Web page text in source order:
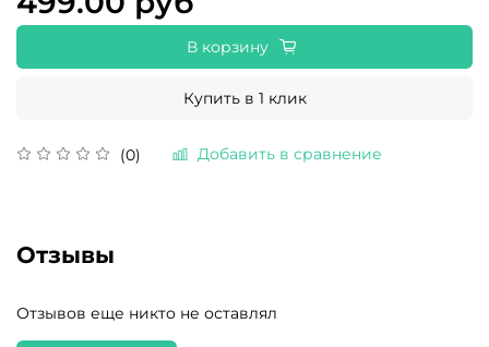
(0) Добавить в сравнение
В корзину
Купить в 1 клик
Отзывы
Отзывов еще никто не оставлял